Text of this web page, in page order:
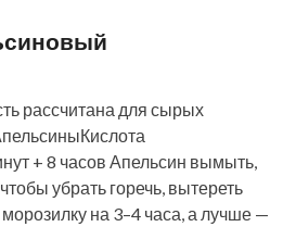
рассчитана для сырых
+ 8 часов Апельсин вымыть,
убрать горечь, вытереть
на 3–4 часа, а лучше —